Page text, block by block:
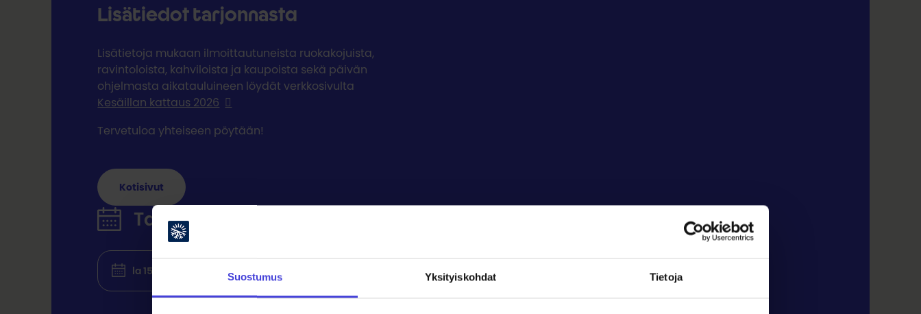
Suostumus Yksityiskohdat Tietoja
Lisätiedot tarjonnasta
Lisätietoja mukaan ilmoittautuneista ruokakojuista,
ravintoloista, kahviloista ja kaupoista sekä päivän
ohjelmasta aikatauluineen löydät verkkosivulta
Kesäillan kattaus 2026
Tervetuloa yhteiseen pöytään!
Kotisivut
Tapahtuman ajat
la 15.8.2026 klo 11:30 - 21:00